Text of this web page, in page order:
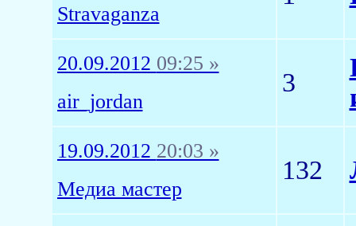
Stravaganza
20.09.2012 09:25 »
air_jordan
3
19.09.2012 20:03 »
Медиа мастер
132